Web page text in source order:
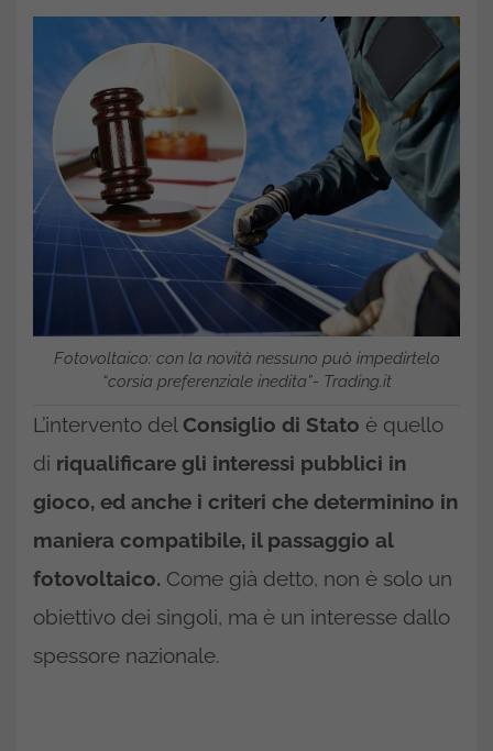
Fotovoltaico: con la novità nessuno può impedirtelo
“corsia preferenziale inedita”- Trading.it
L’intervento del Consiglio di Stato è quello
di riqualificare gli interessi pubblici in
gioco, ed anche i criteri che determinino in
maniera compatibile, il passaggio al
fotovoltaico. Come già detto, non è solo un
obiettivo dei singoli, ma è un interesse dallo
spessore nazionale.